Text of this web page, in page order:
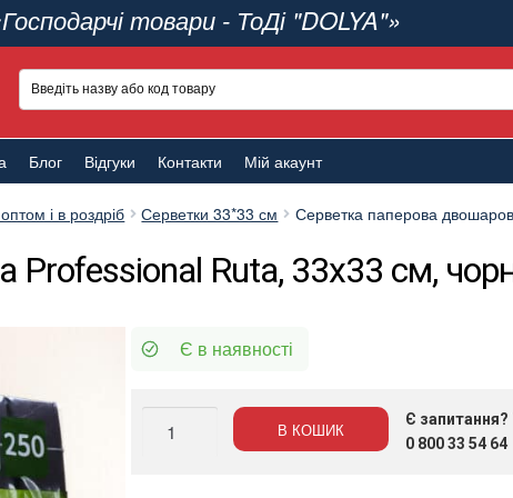
товари - ТоДі "DOLYA"»
Блог Відгуки Контакти Мій акаунт
і в роздріб Серветки 33*33 см Серветка паперова
Ruta, 33х33 см,
Є в наявності
паперова
В КОШИК
Є
0 800 33 54 64